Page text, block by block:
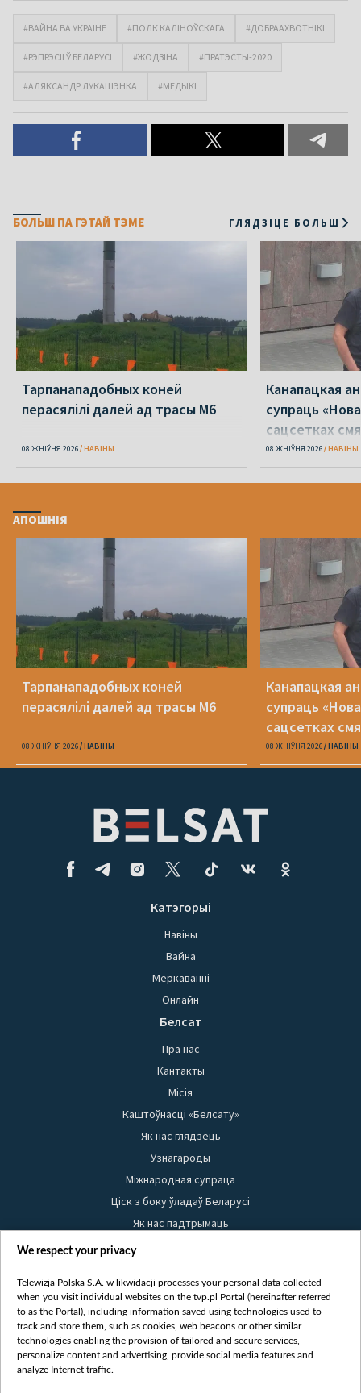
#ВАЙНА ВА УКРАІНЕ #ПОЛК КАЛІНОЎСКАГА #ДОБРААХВОТНІКІ
#РЭПРЭСІІ Ў БЕЛАРУСІ #ЖОДЗІНА #ПРАТЭСТЫ-2020
#АЛЯКСАНДР ЛУКАШЭНКА #МЕДЫКІ
БОЛЬШ ПА ГЭТАЙ ТЭМЕ ГЛЯДЗІЦЕ БОЛЬШ
Тарпанападобных коней
перасялілі далей ад трасы М6
08 ЖНІЎНЯ 2026 НАВІНЫ
Канапацкая
супраць
сацсетках
адзін
08 ЖНІЎНЯ 2026 НАВІНЫ
АПОШНІЯ
Тарпанападобных коней
перасялілі далей ад трасы М6
08 ЖНІЎНЯ 2026 НАВІНЫ
Канапацкая
супраць
сацсетках
адзін
08 ЖНІЎНЯ 2026 НАВІНЫ
Катэгорыі
Навіны
Вайна
Меркаванні
Онлайн
Белсат
Пра нас
Кантакты
Місія
Каштоўнасці «Белсату»
Як нас глядзець
Узнагароды
Міжнародная супраца
Ціск з боку ўладаў Беларусі
Як нас падтрымаць
Правілы выкарыстання матэрыялаў
Бяспека
Youtube
Белсат news
Белсат Shorts
We respect your privacy
Telewizja Polska S.A. w likwidacji processes your personal data collected
when you visit individual websites on the tvp.pl Portal (hereinafter referred
to as the Portal), including information saved using technologies used to
track and store them, such as cookies, web beacons or other similar
technologies enabling the provision of tailored and secure services,
personalize content and advertising, provide social media features and
analyze Internet traffic.